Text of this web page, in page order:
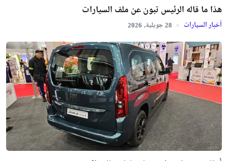
هذا ما قاله الرئيس تبون عن ملف السيارات
أخبار السيارات 28 جويلية, 2026